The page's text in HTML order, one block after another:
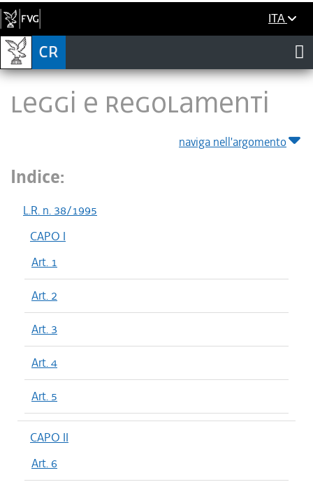
ITA
LEGGI E REGOLAMENTI
naviga nell'argomento
Indice:
L.R. n. 38/1995
CAPO I
Art. 1
Art. 2
Art. 3
Art. 4
Art. 5
CAPO II
Art. 6